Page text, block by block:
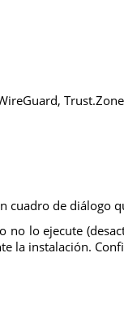
cuadro de
no lo ejecute
la instalación.